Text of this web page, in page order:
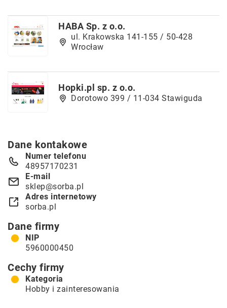
HABA Sp. z o.o.
ul. Krakowska 141-155 / 50-428
Wrocław
Hopki.pl sp. z o.o.
Dorotowo 399 / 11-034 Stawiguda
Dane kontakowe
Numer telefonu
48957170231
E-mail
sklep@sorba.pl
Adres internetowy
sorba.pl
Dane firmy
NIP
5960000450
Cechy firmy
Kategoria
Hobby i zainteresowania